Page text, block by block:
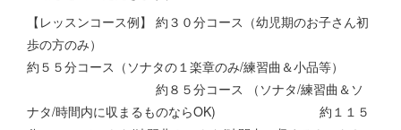
【レッスンコース例】 約３０分コース（幼児期のお子さん初
歩の方のみ）
約５５分コース（ソナタの１楽章のみ/練習曲＆小品等）
約８５分コース （ソナタ/練習曲＆ソ
ナタ/時間内に収まるものならOK) 約１１５